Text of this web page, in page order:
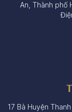
An, Thành phố
17 Bà Huyện